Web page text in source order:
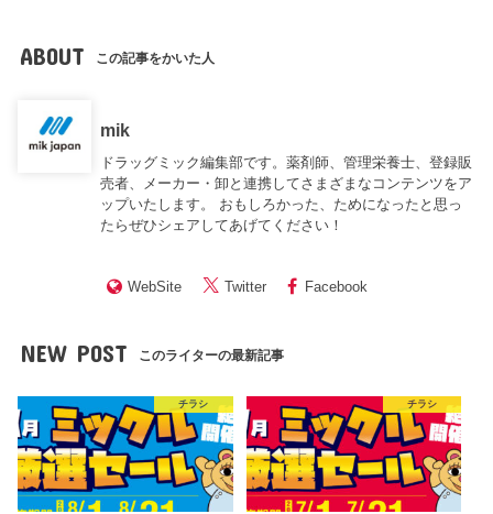
ABOUT この記事をかいた人
mik
ドラッグミック編集部です。薬剤師、管理栄養士、登録販
売者、メーカー・卸と連携してさまざまなコンテンツをア
ップいたします。 おもしろかった、ためになったと思っ
たらぜひシェアしてあげてください！
WebSite Twitter Facebook
NEW POST このライターの最新記事
チラシ チラシ